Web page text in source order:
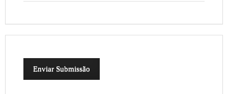
Enviar Submissão